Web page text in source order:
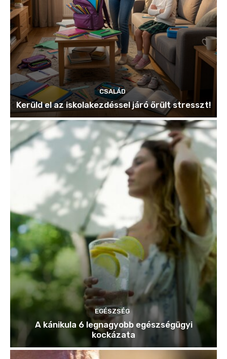
CSALÁD
Kerüld el az iskolakezdéssel járó őrült stresszt!
EGÉSZSÉG
A kánikula 6 legnagyobb egészségügyi
kockázata